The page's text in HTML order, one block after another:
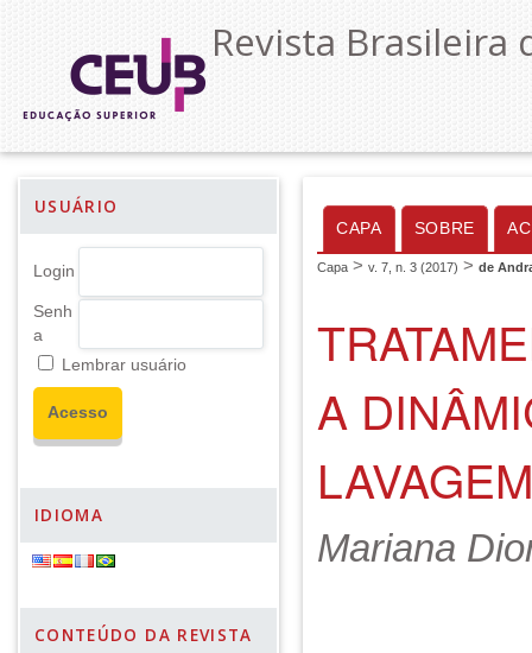
Revista Brasileira
USUÁRIO
Login
Senh
a
Lembrar usuário
IDIOMA
CONTEÚDO DA REVISTA
CAPA SOBRE
Capa > v. 7, n. 3 (2017) > de
A
Mariana